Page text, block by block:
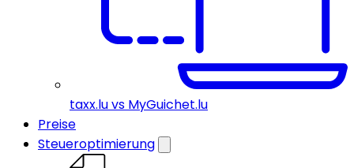
taxx.lu vs MyGuichet.lu
Preise
Steueroptimierung